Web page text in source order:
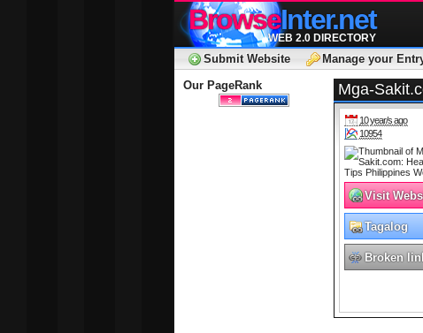
BrowseInter.net
WEB 2.0 DIRECTORY
Submit Website
Manage your
Our PageRank
Mga-
10 year/s ago
10954
Visit
Tagalog
Broken